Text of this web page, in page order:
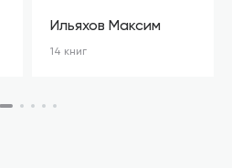
Ильяхов Максим
14 книг